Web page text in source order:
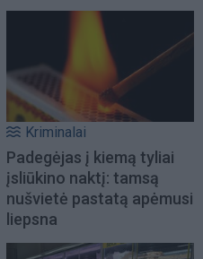
Kriminalai
Padegėjas į kiemą tyliai
įsliūkino naktį: tamsą
nušvietė pastatą apėmusi
liepsna